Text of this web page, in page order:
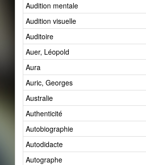
Audition mentale
Audition visuelle
Auditoire
Auer, Léopold
Aura
Auric, Georges
Australie
Authenticité
Autobiographie
Autodidacte
Autographe